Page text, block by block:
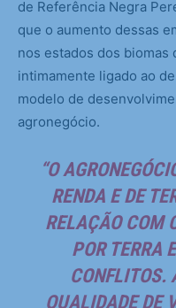
de Referência Negra
que o aumento dessas
nos estados dos biomas
intimamente ligado ao
modelo de
agronegócio.
“O
RENDA E DE
RELAÇÃO COM
POR TERRA
CONFLITOS.
QUALIDADE DE